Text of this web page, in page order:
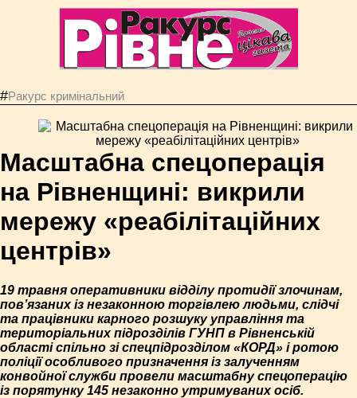
#Ракурс кримінальний
Масштабна спецоперація
на Рівненщині: викрили
мережу «реабілітаційних
центрів»
19 травня оперативники відділу протидії злочинам,
пов’язаних із незаконною торгівлею людьми, слідчі
та працівники карного розшуку управління та
територіальних підрозділів ГУНП в Рівненській
області спільно зі спецпідрозділом «КОРД» і ротою
поліції особливого призначення із залученням
конвойної служби провели масштабну спецоперацію
із порятунку 145 незаконно утримуваних осіб.